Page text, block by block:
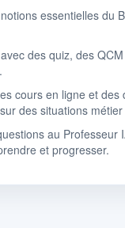
essentielles du
des quiz, des
cours en ligne et des
des situations
au Professeur
et progresser.